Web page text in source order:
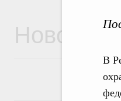
В
Новости